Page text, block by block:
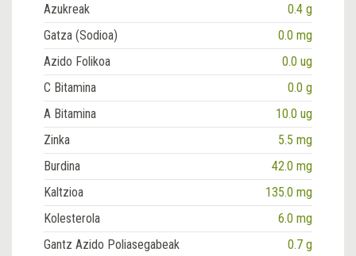
Azukreak
0.4 g
Gatza (Sodioa)
0.0 mg
Azido Folikoa
0.0 ug
C Bitamina
0.0 g
A Bitamina
10.0 ug
Zinka
5.5 mg
Burdina
42.0 mg
Kaltzioa
135.0 mg
Kolesterola
6.0 mg
Gantz Azido Poliasegabeak
0.7 g